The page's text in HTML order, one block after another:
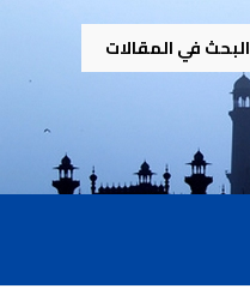
البحث في المقالات